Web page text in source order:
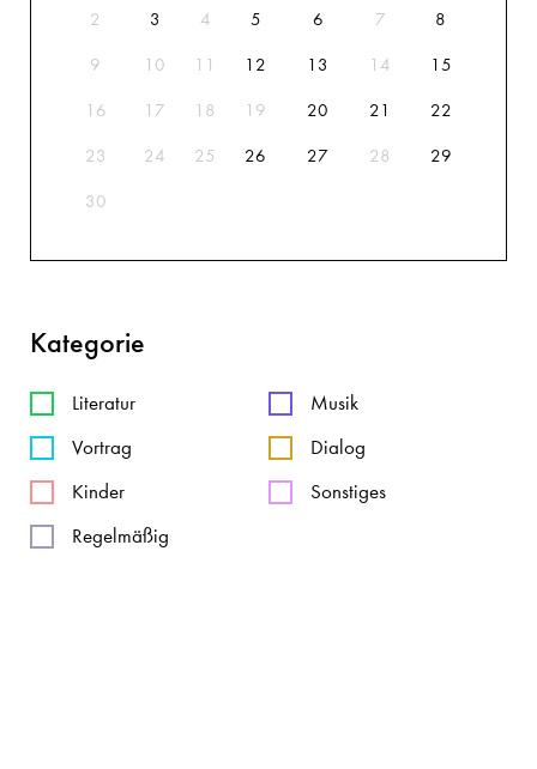
2 3 4 5 6 7 8
9 10 11 12 13 14 15
16 17 18 19 20 21 22
23 24 25 26 27 28 29
30
Kategorie
Literatur
Musik
Vortrag
Dialog
Kinder
Sonstiges
Regelmäßig